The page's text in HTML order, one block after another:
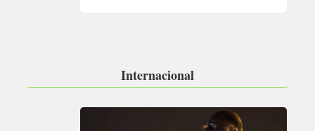
Internacional